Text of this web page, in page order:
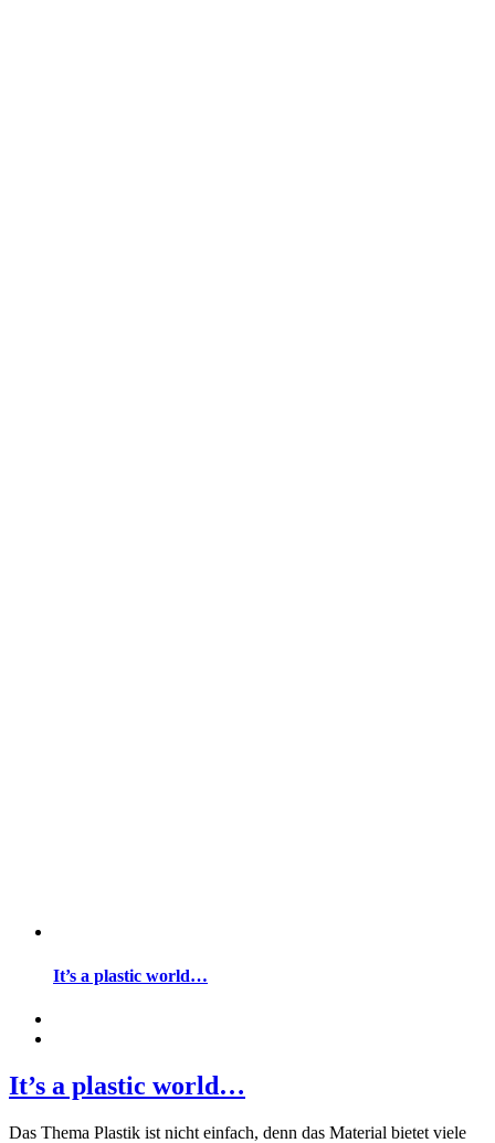
It’s a plastic world…
It’s a plastic world…
Das Thema Plastik ist nicht einfach, denn das Material bietet viele